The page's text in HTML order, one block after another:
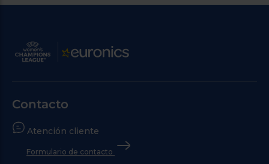
Contacto
Atención cliente
Formulario de contacto